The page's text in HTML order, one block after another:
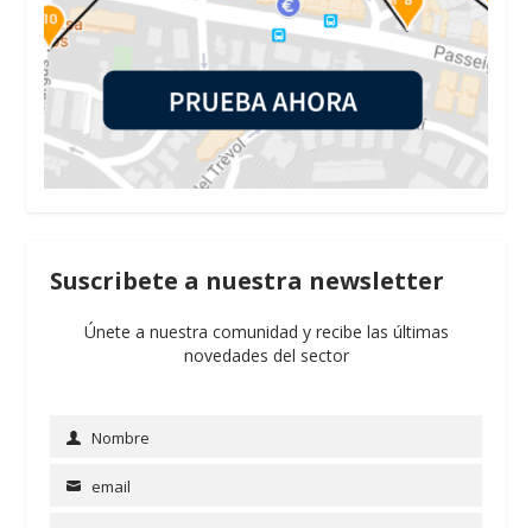
Suscribete a nuestra newsletter
Únete a nuestra comunidad y recibe las últimas
novedades del sector
NameNombre
Email email